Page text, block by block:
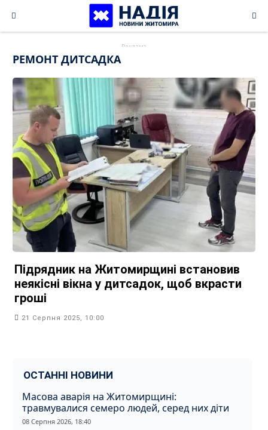
content
РЕМОНТ ДИТСАДКА
Підрядник на Житомирщині встановив
неякісні вікна у дитсадок, щоб вкрасти
гроші
21 Серпня 2025, 10:00
ОСТАННІ НОВИНИ
Масова аварія на Житомирщині:
травмувалися семеро людей, серед них діти
08 Серпня 2026, 18:40